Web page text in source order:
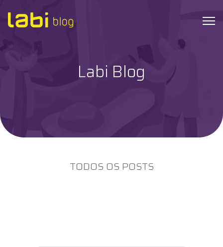
Dicas de Saúde
Labi Blog
TODOS OS POSTS